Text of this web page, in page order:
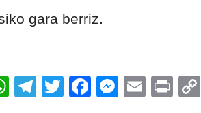
gara berriz.
WhatsApp
Telegram
TwitterFacebook
Email